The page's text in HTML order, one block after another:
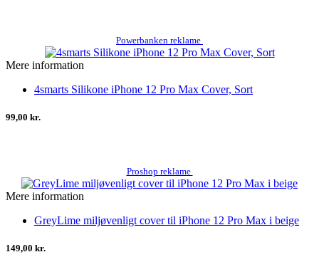
Powerbanken reklame
Mere information
4smarts Silikone iPhone 12 Pro Max Cover, Sort
99,00 kr.
Proshop reklame
Mere information
GreyLime miljøvenligt cover til iPhone 12 Pro Max i beige
149,00 kr.